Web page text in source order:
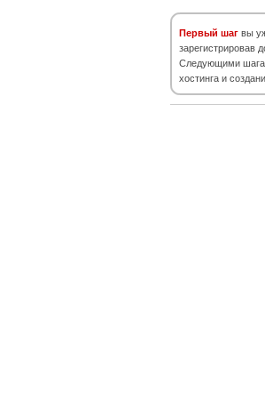
Первый шаг вы
зарегистрировав
Следующими
хостинга и